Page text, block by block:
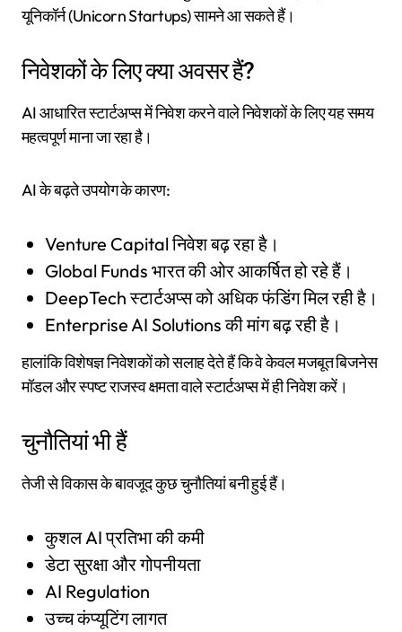
यूनिकॉर्न (Unicorn Startups) सामने आ सकते हैं।
निवेशकों के लिए क्या अवसर हैं?
AI आधारित स्टार्टअप्स में निवेश करने वाले निवेशकों के लिए यह समय
महत्वपूर्ण माना जा रहा है।
AI के बढ़ते उपयोग के कारण:
Venture Capital निवेश बढ़ रहा है।
Global Funds भारत की ओर आकर्षित हो रहे हैं।
DeepTech स्टार्टअप्स को अधिक फंडिंग मिल रही है।
Enterprise AI Solutions की मांग बढ़ रही है।
हालांकि विशेषज्ञ निवेशकों को सलाह देते हैं कि वे केवल मजबूत बिजनेस
मॉडल और स्पष्ट राजस्व क्षमता वाले स्टार्टअप्स में ही निवेश करें।
चुनौतियां भी हैं
तेजी से विकास के बावजूद कुछ चुनौतियां बनी हुई हैं।
कुशल AI प्रतिभा की कमी
डेटा सुरक्षा और गोपनीयता
AI Regulation
उच्च कंप्यूटिंग लागत